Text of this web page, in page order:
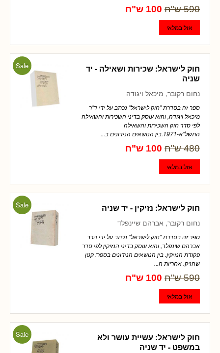
590 ש"ח 100 ש"ח
Sale
חוק לישראל: שכירות ושאילה - יד
שניה
נחום רקובר, מיכאל ויגודה
ספר זה בסדרת "חוק לישראל" נכתב על ידי ד"ר
מיכאל ויגודה, והוא עוסק בדיני השכירות והשאילה
לפי סדר חוק השכירות והשאילה
התשל"א-1971.בין הנושאים הנידונים ב...
480 ש"ח 100 ש"ח
Sale חוק לישראל: נזיקין - יד שניה
נחום רקובר, אברהם שיינפלד
ספר זה בסדרת "חוק לישראל" נכתב על ידי הרב
אברהם שינפלד, והוא עוסק בדיני הנזיקין לפי סדר
פקודת הנזיקין. בין הנושאים הנידונים בספר: קטן
שהזיק. אחריות ה...
590 ש"ח 100 ש"ח
Sale
חוק לישראל: עשיית עושר ולא
במשפט - יד שניה